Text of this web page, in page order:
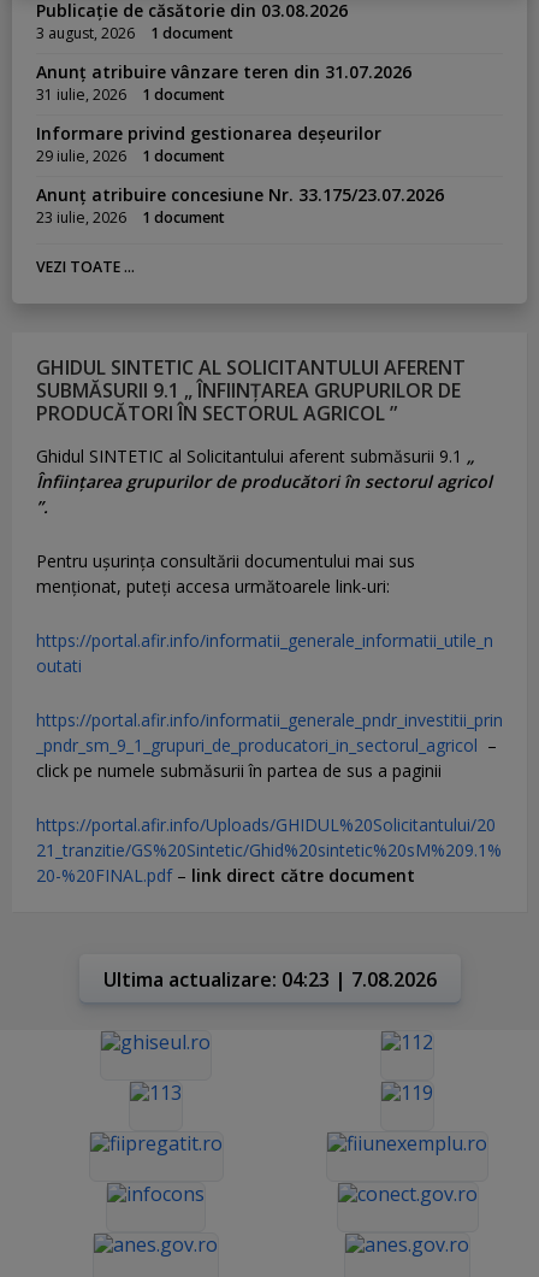
Publicație de căsătorie din 03.08.2026
3 august, 2026 1 document
Anunț atribuire vânzare teren din 31.07.2026
31 iulie, 2026 1 document
Informare privind gestionarea deșeurilor
29 iulie, 2026 1 document
Anunț atribuire concesiune Nr. 33.175/23.07.2026
23 iulie, 2026 1 document
VEZI TOATE ...
GHIDUL SINTETIC AL SOLICITANTULUI AFERENT
SUBMĂSURII 9.1 „ ÎNFIINȚAREA GRUPURILOR DE
PRODUCĂTORI ÎN SECTORUL AGRICOL ”
Ghidul SINTETIC al Solicitantului aferent submăsurii 9.1 „
Înființarea grupurilor de producători în sectorul agricol
”.
Pentru uşurinţa consultării documentului mai sus
menţionat, puteţi accesa următoarele link-uri:
https://portal.afir.info/informatii_generale_informatii_utile_n
outati
https://portal.afir.info/informatii_generale_pndr_investitii_prin
_pndr_sm_9_1_grupuri_de_producatori_in_sectorul_agricol –
click pe numele submăsurii în partea de sus a paginii
https://portal.afir.info/Uploads/GHIDUL%20Solicitantului/20
21_tranzitie/GS%20Sintetic/Ghid%20sintetic%20sM%209.1%
20-%20FINAL.pdf– link direct către document
Ultima actualizare: 04:23 | 7.08.2026